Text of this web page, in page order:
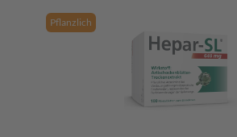
Pflanzlich